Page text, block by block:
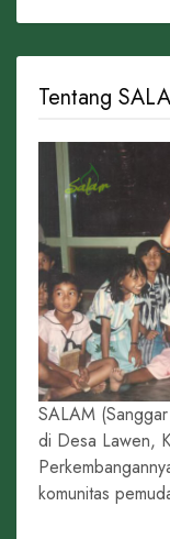
Tentang
SALAM
di Desa Lawen,
komunitas